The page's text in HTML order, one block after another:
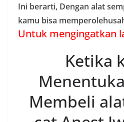
Ini berarti, Dengan alat
kamu bisa
Untuk mengingatkan
Ketika
Membeli